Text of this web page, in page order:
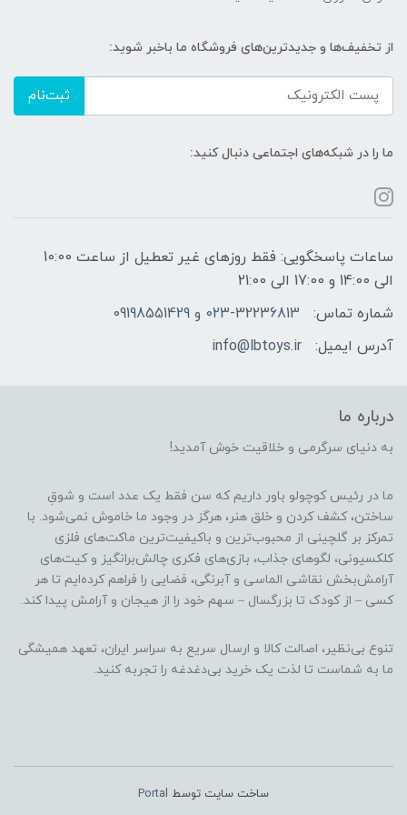
از تخفیف‌ها و جدیدترین‌های فروشگاه ما باخبر شوید:
ثبت‌نام
ما را در شبکه‌های اجتماعی دنبال کنید:
ساعات پاسخگویی: فقط روزهای غیر تعطیل از ساعت 10:00
الی 14:00 و 17:00 الی 21:00
شماره تماس:
023-32236813 و 09198551429
آدرس ایمیل:
info@lbtoys.ir
درباره ما
به دنیای سرگرمی و خلاقیت خوش آمدید!
ما در رئیس کوچولو باور داریم که سن فقط یک عدد است و شوقِ
ساختن، کشف کردن و خلق هنر، هرگز در وجود ما خاموش نمی‌شود. با
تمرکز بر گلچینی از محبوب‌ترین و باکیفیت‌ترین ماکت‌های فلزی
کلکسیونی، لگوهای جذاب، بازی‌های فکری چالش‌برانگیز و کیت‌های
آرامش‌بخش نقاشی الماسی و آبرنگی، فضایی را فراهم کرده‌ایم تا هر
کسی – از کودک تا بزرگسال – سهم خود را از هیجان و آرامش پیدا کند.
تنوع بی‌نظیر، اصالت کالا و ارسال سریع به سراسر ایران، تعهد همیشگی
ما به شماست تا لذت یک خرید بی‌دغدغه را تجربه کنید.
ساخت سایت توسط Portal